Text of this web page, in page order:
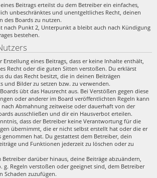
Beitrags erteilst du dem Betreiber ein einfaches,
unbeschränktes und unentgeltliches Recht, deinen
des Boards zu nutzen.
nach Punkt 2, Unterpunkt a bleibt auch nach Kündigung
bestehen.
Erstellung eines Beitrags, dass er keine Inhalte enthält,
Recht oder die guten Sitten verstoßen. Du erklärst
du das Recht besitzt, die in deinen Beiträgen
und Bilder zu setzen bzw. zu verwenden.
übt das Hausrecht aus. Bei Verstößen gegen diese
oder anderer im Board veröffentlichten Regeln kann
Abmahnung zeitweise oder dauerhaft von der
ausschließen und dir ein Hausverbot erteilen.
dass der Betreiber keine Verantwortung für die
übernimmt, die er nicht selbst erstellt hat oder die er
genommen hat. Du gestattest dem Betreiber, dein
und Funktionen jederzeit zu löschen oder zu
Betreiber darüber hinaus, deine Beiträge abzuändern,
g. Regeln verstoßen oder geeignet sind, dem Betreiber
Schaden zuzufügen.